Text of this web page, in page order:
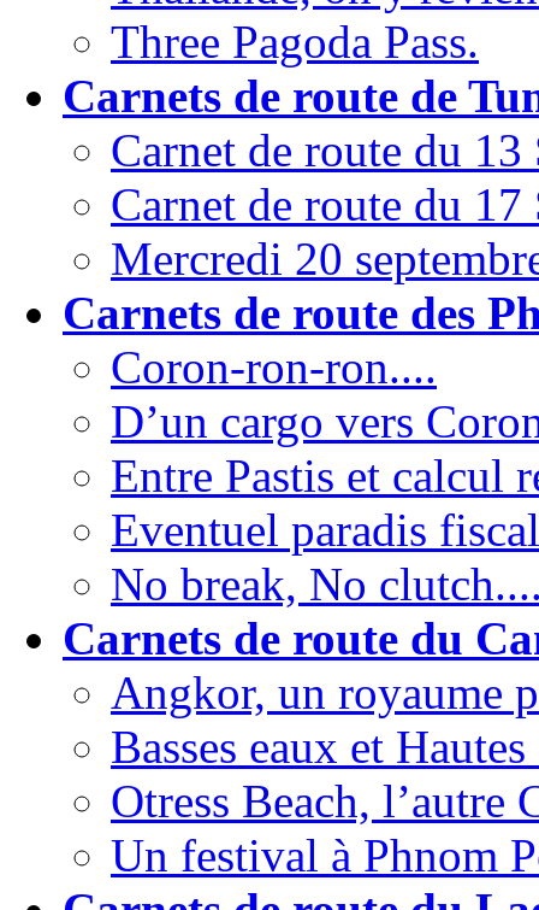
Three Pagoda Pass.
Carnets de route de
Carnet de route du 13
Carnet de route du 17
Mercredi 20
Carnets de route des
Coron-ron-ron....
D’un cargo vers
Entre Pastis et calcul
Eventuel paradis
No break, No
Carnets de route du
Angkor, un royaume
Basses eaux et
Otress Beach, l’autre
Un festival à Phnom